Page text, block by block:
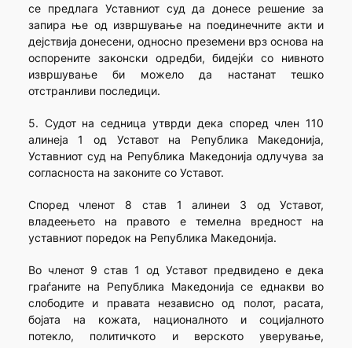
се предлага Уставниот суд да донесе решение за
запира ње од извршување на поединечните акти и
дејствија донесени, односно преземени врз основа на
оспорените законски одредби, бидејќи со нивното
извршување би можело да настанат тешко
отстранливи последици.
5. Судот на седница утврди дека според член 110
алинеја 1 од Уставот на Република Македонија,
Уставниот суд на Република Македонија одлучува за
согласноста на законите со Уставот.
Според членот 8 став 1 алинеи 3 од Уставот,
владеењето на правото е темелна вредност на
уставниот поредок на Република Македонија.
Во членот 9 став 1 од Уставот предвидено е дека
граѓаните на Република Македонија се еднакви во
слободите и правата независно од полот, расата,
бојата на кожата, националното и социјалното
потекло, политичкото и верското уверување,